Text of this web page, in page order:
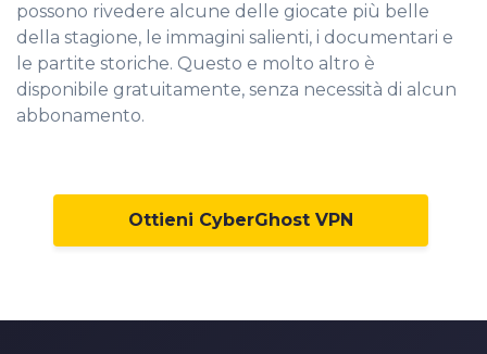
possono rivedere alcune delle giocate più belle
della stagione, le immagini salienti, i documentari e
le partite storiche. Questo e molto altro è
disponibile gratuitamente, senza necessità di alcun
abbonamento.
Ottieni CyberGhost VPN